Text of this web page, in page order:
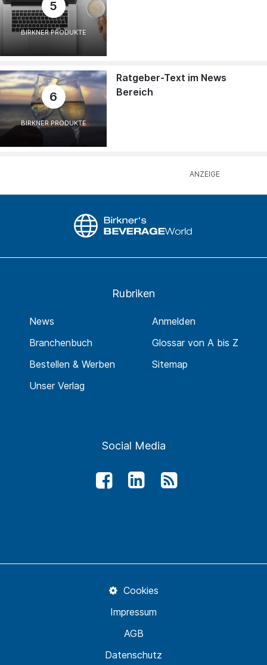
5
BIRKNER PRODUKTE
6
BIRKNER PRODUKTE
Ratgeber-Text im News
Bereich
Rubriken
News
Branchenbuch
Bestellen & Werben
Unser Verlag
Anmelden
Glossar von A bis Z
Sitemap
Social Media
Datenschutz
AGB
Impressum
Cookies